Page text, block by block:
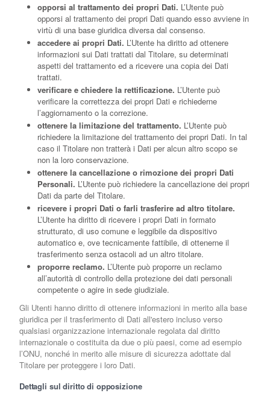
opporsi al trattamento dei propri Dati. L’Utente può
opporsi al trattamento dei propri Dati quando esso avviene in
virtù di una base giuridica diversa dal consenso.
accedere ai propri Dati. L’Utente ha diritto ad ottenere
informazioni sui Dati trattati dal Titolare, su determinati
aspetti del trattamento ed a ricevere una copia dei Dati
trattati.
verificare e chiedere la rettificazione. L’Utente può
verificare la correttezza dei propri Dati e richiederne
l’aggiornamento o la correzione.
ottenere la limitazione del trattamento. L’Utente può
richiedere la limitazione del trattamento dei propri Dati. In tal
caso il Titolare non tratterà i Dati per alcun altro scopo se
non la loro conservazione.
ottenere la cancellazione o rimozione dei propri Dati
Personali. L’Utente può richiedere la cancellazione dei propri
Dati da parte del Titolare.
ricevere i propri Dati o farli trasferire ad altro titolare.
L’Utente ha diritto di ricevere i propri Dati in formato
strutturato, di uso comune e leggibile da dispositivo
automatico e, ove tecnicamente fattibile, di ottenerne il
trasferimento senza ostacoli ad un altro titolare.
proporre reclamo. L’Utente può proporre un reclamo
all’autorità di controllo della protezione dei dati personali
competente o agire in sede giudiziale.
Gli Utenti hanno diritto di ottenere informazioni in merito alla base
giuridica per il trasferimento di Dati all'estero incluso verso
qualsiasi organizzazione internazionale regolata dal diritto
internazionale o costituita da due o più paesi, come ad esempio
l’ONU, nonché in merito alle misure di sicurezza adottate dal
Titolare per proteggere i loro Dati.
Dettagli sul diritto di opposizione